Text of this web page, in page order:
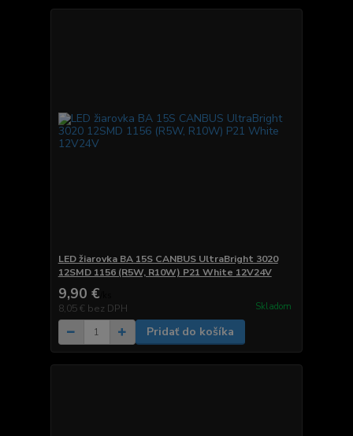
LED žiarovka BA 15S CANBUS UltraBright 3020
12SMD 1156 (R5W, R10W) P21 White 12V24V
9,90 €
8,05 € bez DPH Skladom
Pridať do košíka